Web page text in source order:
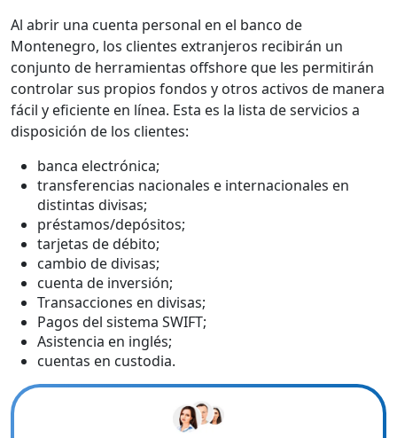
Al abrir una cuenta personal en el banco de
Montenegro, los clientes extranjeros recibirán un
conjunto de herramientas offshore que les permitirán
controlar sus propios fondos y otros activos de manera
fácil y eficiente en línea. Esta es la lista de servicios a
disposición de los clientes:
banca electrónica;
transferencias nacionales e internacionales en
distintas divisas;
préstamos/depósitos;
tarjetas de débito;
cambio de divisas;
cuenta de inversión;
Transacciones en divisas;
Pagos del sistema SWIFT;
Asistencia en inglés;
cuentas en custodia.